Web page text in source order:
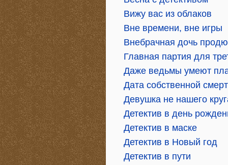
Вижу вас из облаков
Вне времени, вне игры
Внебрачная дочь
Главная партия для
Даже ведьмы умеют
Дата собственной
Девушка не нашего
Детектив в день
Детектив в маске
Детектив в Новый год
Детектив в пути